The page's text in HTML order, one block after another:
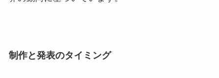
制作と発表のタイミング